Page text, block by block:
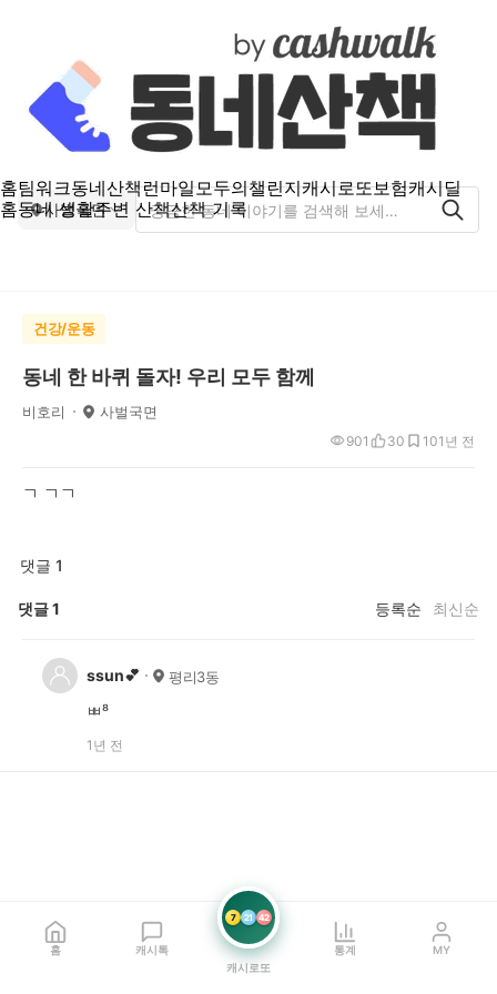
홈팀워크동네산책런마일모두의챌린지캐시로또보험캐시딜
홈동네 생활주변 산책산책 기록
사벌국면
건강/운동
동네 한 바퀴 돌자! 우리 모두 함께
비호리 사벌국면
1년 전
901 30 10
ㄱ ㄱㄱ
댓글 1
댓글1 등록순 최신순
ssun💕 평리3동
ㅃ⁸
1년 전
홈 캐시톡
7 21 42
캐시로또
통계 MY